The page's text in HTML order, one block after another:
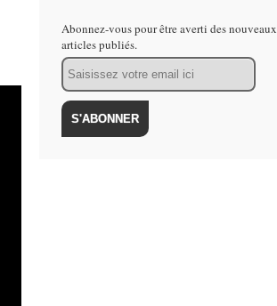
Abonnez-vous pour être averti des nouveaux
articles publiés.
Email